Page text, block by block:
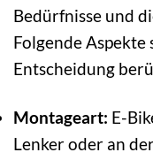
Bedürfnisse und
Folgende
Entscheidung
Montageart: E-
Lenker oder an